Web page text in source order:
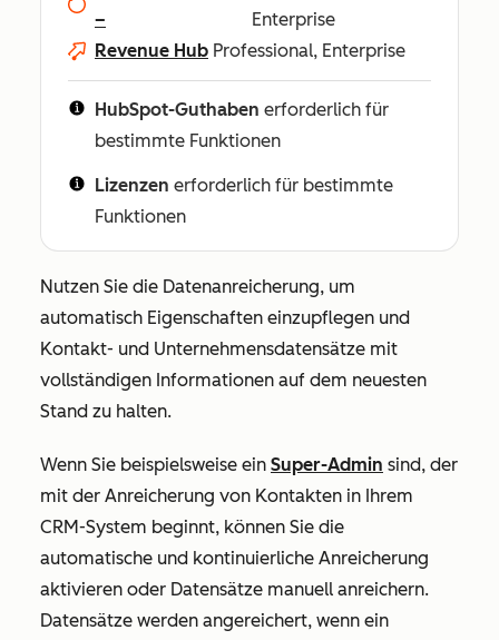
–
Enterprise
Revenue Hub Professional, Enterprise
HubSpot-Guthaben erforderlich für
bestimmte Funktionen
Lizenzen erforderlich für bestimmte
Funktionen
Nutzen Sie die Datenanreicherung, um
automatisch Eigenschaften einzupflegen und
Kontakt- und Unternehmensdatensätze mit
vollständigen Informationen auf dem neuesten
Stand zu halten.
Wenn Sie beispielsweise ein Super-Admin sind, der
mit der Anreicherung von Kontakten in Ihrem
CRM-System beginnt, können Sie die
automatische und kontinuierliche Anreicherung
aktivieren oder Datensätze manuell anreichern.
Datensätze werden angereichert, wenn ein